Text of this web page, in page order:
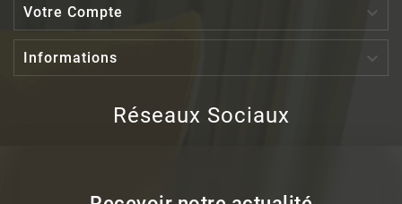
Votre Compte 
Informations 
Réseaux Sociaux